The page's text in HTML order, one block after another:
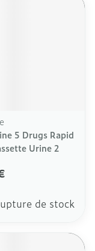
5 Drugs Rapid
Urine 2
de stock